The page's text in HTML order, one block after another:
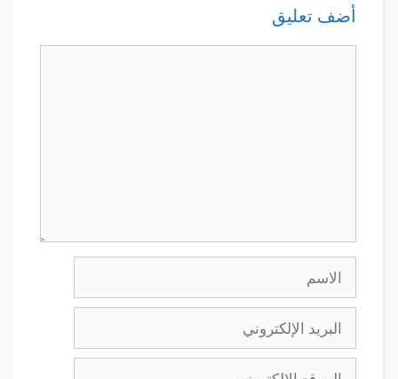
أضف تعليق
الاسم
البريد
الإلكتروني
الموقع